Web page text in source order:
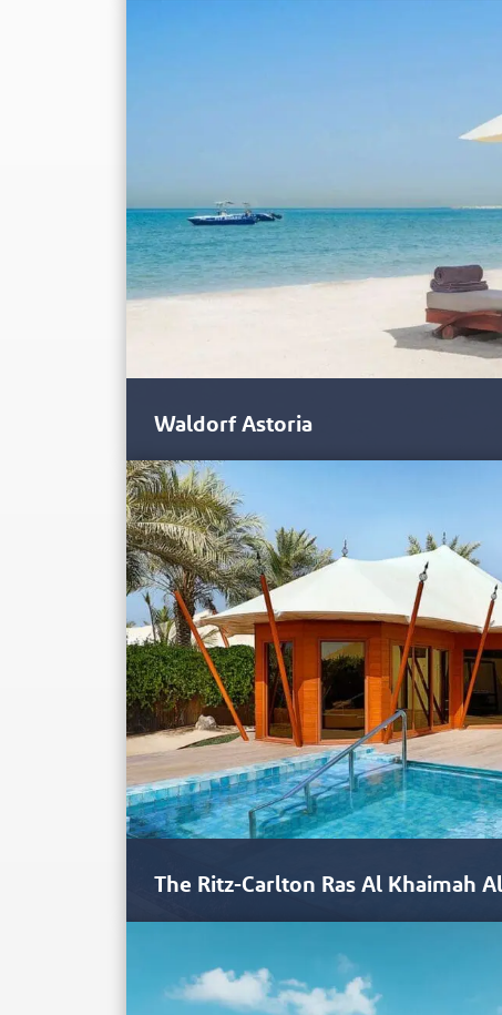
Waldorf Astoria
O Waldorf Astoria é tão icônico para o litoral de
The Ritz-Carlton Ras Al Khaimah
O Ritz-Carlton na Al Hamra Beach em Ras Al
completamente isolado,…